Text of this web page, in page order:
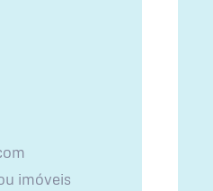
imóveis